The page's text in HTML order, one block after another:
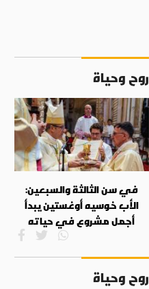
روح وحياة
في سن الثالثة والسبعين:
الأب خوسيه أوغستين يبدأ
أجمل مشروع في حياته
روح وحياة